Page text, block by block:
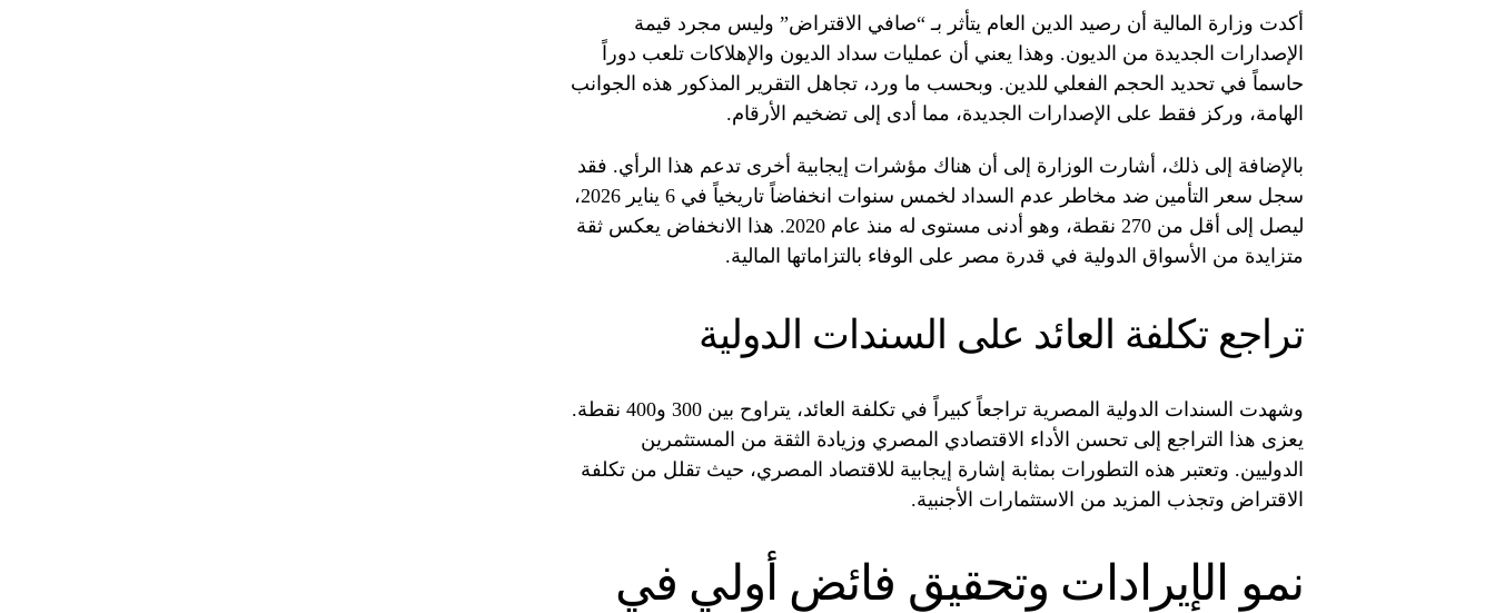
أكدت وزارة المالية أن رصيد الدين العام يتأثر بـ “صافي الاقتراض” وليس مجرد قيمة
الإصدارات الجديدة من الديون. وهذا يعني أن عمليات سداد الديون والإهلاكات تلعب دوراً
حاسماً في تحديد الحجم الفعلي للدين. وبحسب ما ورد، تجاهل التقرير المذكور هذه الجوانب
الهامة، وركز فقط على الإصدارات الجديدة، مما أدى إلى تضخيم الأرقام.
بالإضافة إلى ذلك، أشارت الوزارة إلى أن هناك مؤشرات إيجابية أخرى تدعم هذا الرأي. فقد
سجل سعر التأمين ضد مخاطر عدم السداد لخمس سنوات انخفاضاً تاريخياً في 6 يناير 2026،
ليصل إلى أقل من 270 نقطة، وهو أدنى مستوى له منذ عام 2020. هذا الانخفاض يعكس ثقة
متزايدة من الأسواق الدولية في قدرة مصر على الوفاء بالتزاماتها المالية.
تراجع تكلفة العائد على السندات الدولية
وشهدت السندات الدولية المصرية تراجعاً كبيراً في تكلفة العائد، يتراوح بين 300 و400 نقطة.
يعزى هذا التراجع إلى تحسن الأداء الاقتصادي المصري وزيادة الثقة من المستثمرين
الدوليين. وتعتبر هذه التطورات بمثابة إشارة إيجابية للاقتصاد المصري، حيث تقلل من تكلفة
الاقتراض وتجذب المزيد من الاستثمارات الأجنبية.
نمو الإيرادات وتحقيق فائض أولي في